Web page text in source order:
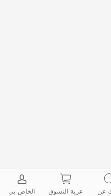
عن عربة التسوق الخاص بي